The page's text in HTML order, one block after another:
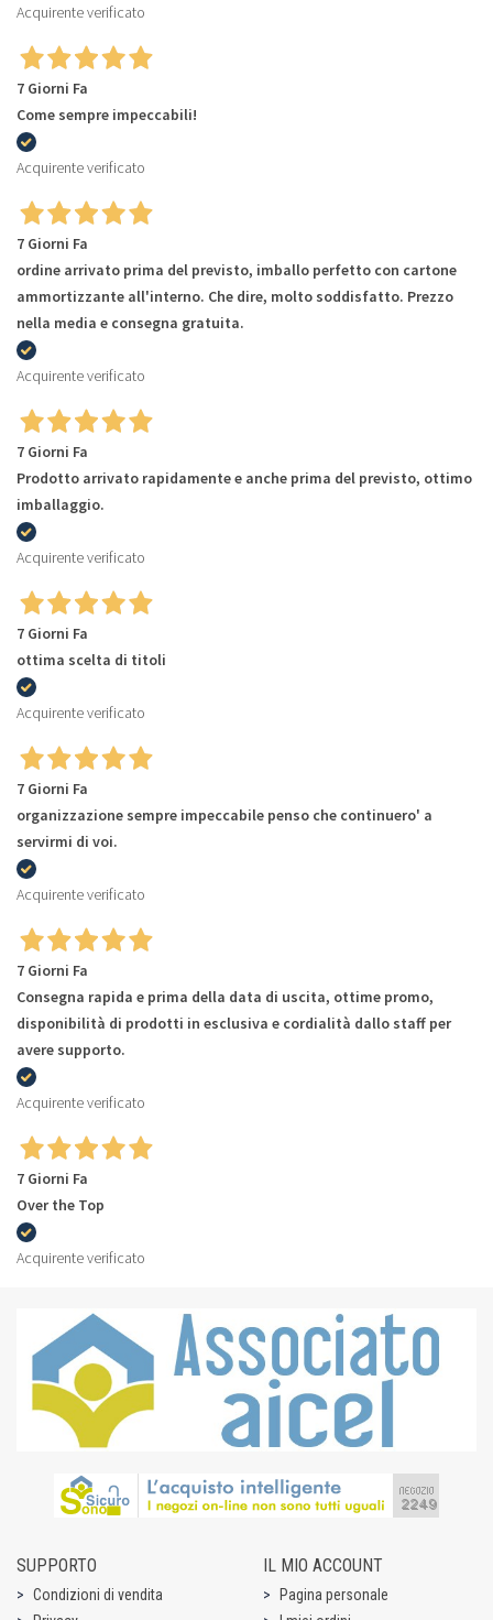
Acquirente verificato
7 Giorni Fa
Come sempre impeccabili!
Acquirente verificato
7 Giorni Fa
ordine arrivato prima del previsto, imballo perfetto con cartone
ammortizzante all'interno. Che dire, molto soddisfatto. Prezzo
nella media e consegna gratuita.
Acquirente verificato
7 Giorni Fa
Prodotto arrivato rapidamente e anche prima del previsto, ottimo
imballaggio.
Acquirente verificato
7 Giorni Fa
ottima scelta di titoli
Acquirente verificato
7 Giorni Fa
organizzazione sempre impeccabile penso che continuero' a
servirmi di voi.
Acquirente verificato
7 Giorni Fa
Consegna rapida e prima della data di uscita, ottime promo,
disponibilità di prodotti in esclusiva e cordialità dallo staff per
avere supporto.
Acquirente verificato
7 Giorni Fa
Over the Top
Acquirente verificato
SUPPORTO
Condizioni di vendita
IL MIO ACCOUNT
Pagina personale